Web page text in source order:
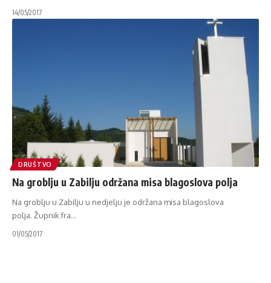
14/05/2017
DRUŠTVO
Na groblju u Zabilju održana misa blagoslova polja
Na groblju u Zabilju u nedjelju je održana misa blagoslova
polja. Župnik fra…
01/05/2017